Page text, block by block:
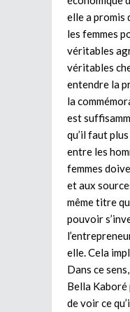
elle a promis
les femmes
véritables
véritables
entendre la
la
est
qu’il faut
entre les
femmes
et aux
même titre
pouvoir
elle. Cela
Dans ce
Bella Kaboré
de voir ce